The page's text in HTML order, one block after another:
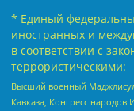
* Единый
иностранных и
в соответствии с
террористическими:
Высший военный
Кавказа, Конгресс народов